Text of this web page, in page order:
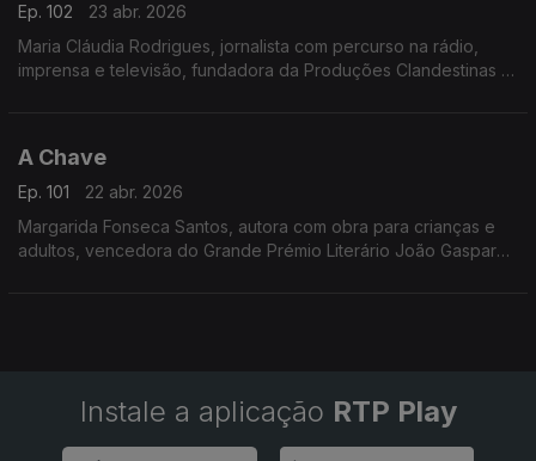
Ep. 102
23 abr. 2026
Maria Cláudia Rodrigues, jornalista com percurso na rádio,
imprensa e televisão, fundadora da Produções Clandestinas e
A Chave
Ep. 101
22 abr. 2026
Margarida Fonseca Santos, autora com obra para crianças e
adultos, vencedora do Grande Prémio Literário João Gaspar
Instale a aplicação RTP Play